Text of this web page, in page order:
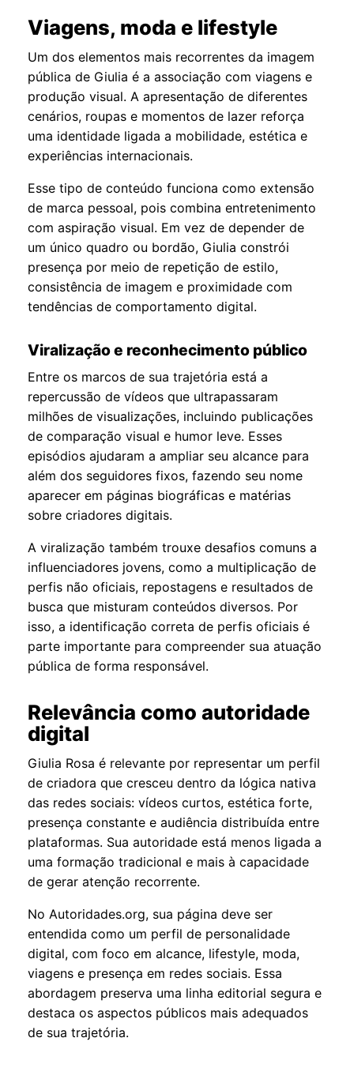
Viagens, moda e lifestyle
Um dos elementos mais recorrentes da imagem
pública de Giulia é a associação com viagens e
produção visual. A apresentação de diferentes
cenários, roupas e momentos de lazer reforça
uma identidade ligada a mobilidade, estética e
experiências internacionais.
Esse tipo de conteúdo funciona como extensão
de marca pessoal, pois combina entretenimento
com aspiração visual. Em vez de depender de
um único quadro ou bordão, Giulia constrói
presença por meio de repetição de estilo,
consistência de imagem e proximidade com
tendências de comportamento digital.
Viralização e reconhecimento público
Entre os marcos de sua trajetória está a
repercussão de vídeos que ultrapassaram
milhões de visualizações, incluindo publicações
de comparação visual e humor leve. Esses
episódios ajudaram a ampliar seu alcance para
além dos seguidores fixos, fazendo seu nome
aparecer em páginas biográficas e matérias
sobre criadores digitais.
A viralização também trouxe desafios comuns a
influenciadores jovens, como a multiplicação de
perfis não oficiais, repostagens e resultados de
busca que misturam conteúdos diversos. Por
isso, a identificação correta de perfis oficiais é
parte importante para compreender sua atuação
pública de forma responsável.
Relevância como autoridade
digital
Giulia Rosa é relevante por representar um perfil
de criadora que cresceu dentro da lógica nativa
das redes sociais: vídeos curtos, estética forte,
presença constante e audiência distribuída entre
plataformas. Sua autoridade está menos ligada a
uma formação tradicional e mais à capacidade
de gerar atenção recorrente.
No Autoridades.org, sua página deve ser
entendida como um perfil de personalidade
digital, com foco em alcance, lifestyle, moda,
viagens e presença em redes sociais. Essa
abordagem preserva uma linha editorial segura e
destaca os aspectos públicos mais adequados
de sua trajetória.